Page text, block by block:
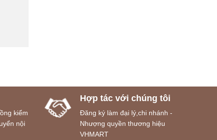
kiểm
nội
Hợp tác với chúng tôi
Đăng ký làm đại lý,chi nhánh -
Nhượng quyền thương hiệu
VHMART